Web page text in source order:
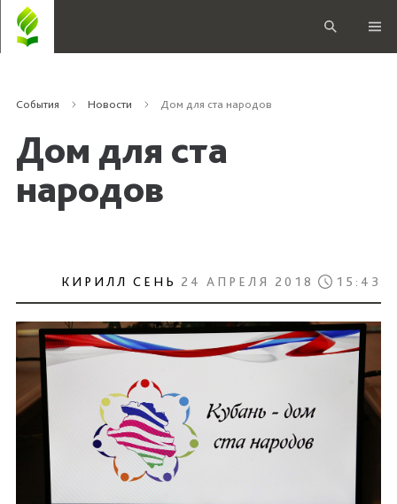
События Новости Дом для ста народов
Дом для ста
народов
КИРИЛЛ СЕНЬ 24 АПРЕЛЯ 2018 15:43